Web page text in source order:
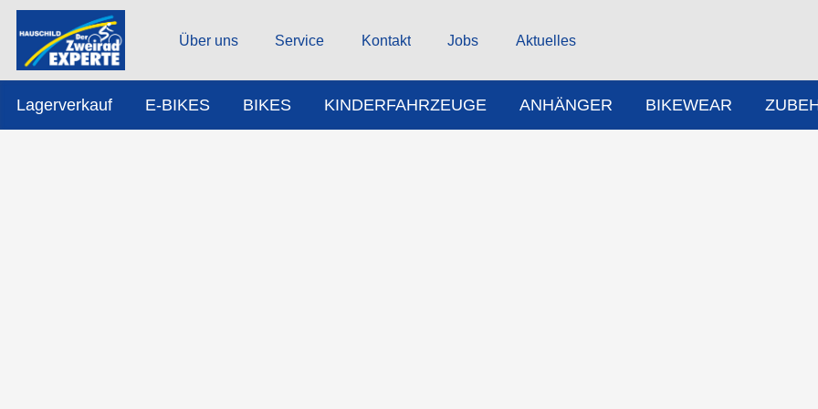
Über uns Service Kontakt Jobs Aktuelles
Lagerverkauf E-BIKES BIKES KINDERFAHRZEUGE ANHÄNGER BIKEWEAR